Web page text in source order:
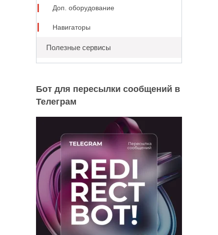
Доп. оборудование
Навигаторы
Полезные сервисы
Бот для пересылки сообщений в
Телеграм